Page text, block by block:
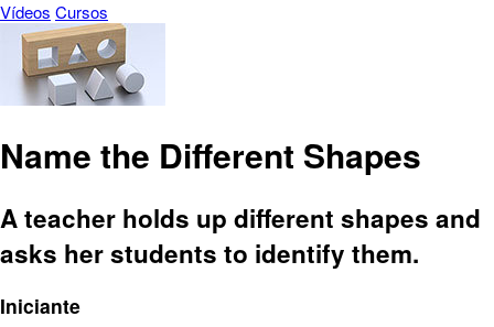
Vídeos Cursos
Name the Different Shapes
A teacher holds up different shapes and
asks her students to identify them.
Iniciante